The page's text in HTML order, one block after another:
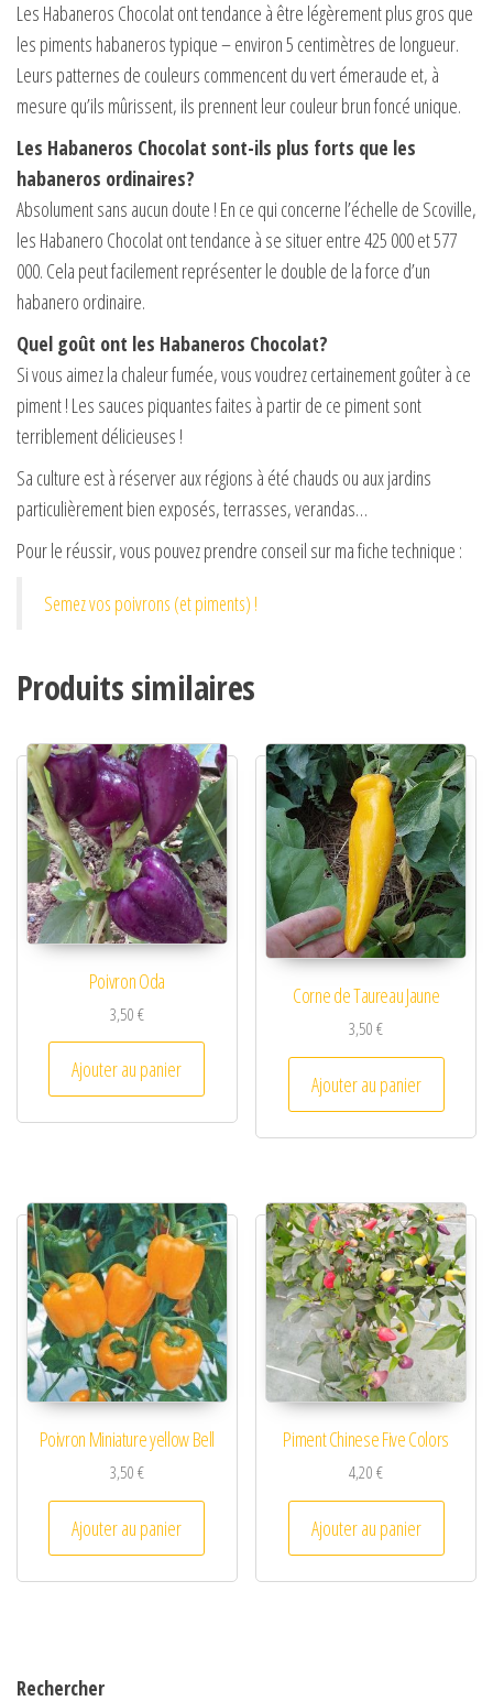
Les Habaneros Chocolat ont tendance à être légèrement plus gros que
les piments habaneros typique – environ 5 centimètres de longueur.
Leurs patternes de couleurs commencent du vert émeraude et, à
mesure qu’ils mûrissent, ils prennent leur couleur brun foncé unique.
Les Habaneros Chocolat sont-ils plus forts que les
habaneros ordinaires?
Absolument sans aucun doute ! En ce qui concerne l’échelle de Scoville,
les Habanero Chocolat ont tendance à se situer entre 425 000 et 577
000. Cela peut facilement représenter le double de la force d’un
habanero ordinaire.
Quel goût ont les Habaneros Chocolat?
Si vous aimez la chaleur fumée, vous voudrez certainement goûter à ce
piment ! Les sauces piquantes faites à partir de ce piment sont
terriblement délicieuses !
Sa culture est à réserver aux régions à été chauds ou aux jardins
particulièrement bien exposés, terrasses, verandas…
Pour le réussir, vous pouvez prendre conseil sur ma fiche technique :
Semez vos poivrons (et piments) !
Produits similaires
Poivron Oda
3,50€
Ajouter au panier
Corne de Taureau Jaune
3,50€
Ajouter au panier
Poivron Miniature yellow Bell
3,50€
Ajouter au panier
Piment Chinese Five Colors
4,20€
Ajouter au panier
Rechercher